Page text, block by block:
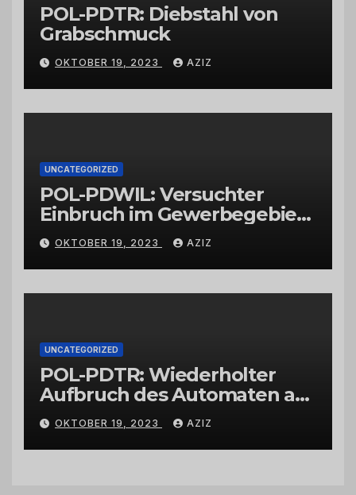
POL-PDTR: Diebstahl von
Grabschmuck
OKTOBER 19, 2023 AZIZ
UNCATEGORIZED
POL-PDWIL: Versuchter
Einbruch im Gewerbegebiet
Wittlich
OKTOBER 19, 2023 AZIZ
UNCATEGORIZED
POL-PDTR: Wiederholter
Aufbruch des Automaten am
Wohnmobilstellplatz in
Hermeskeil am Labachweg
OKTOBER 19, 2023 AZIZ